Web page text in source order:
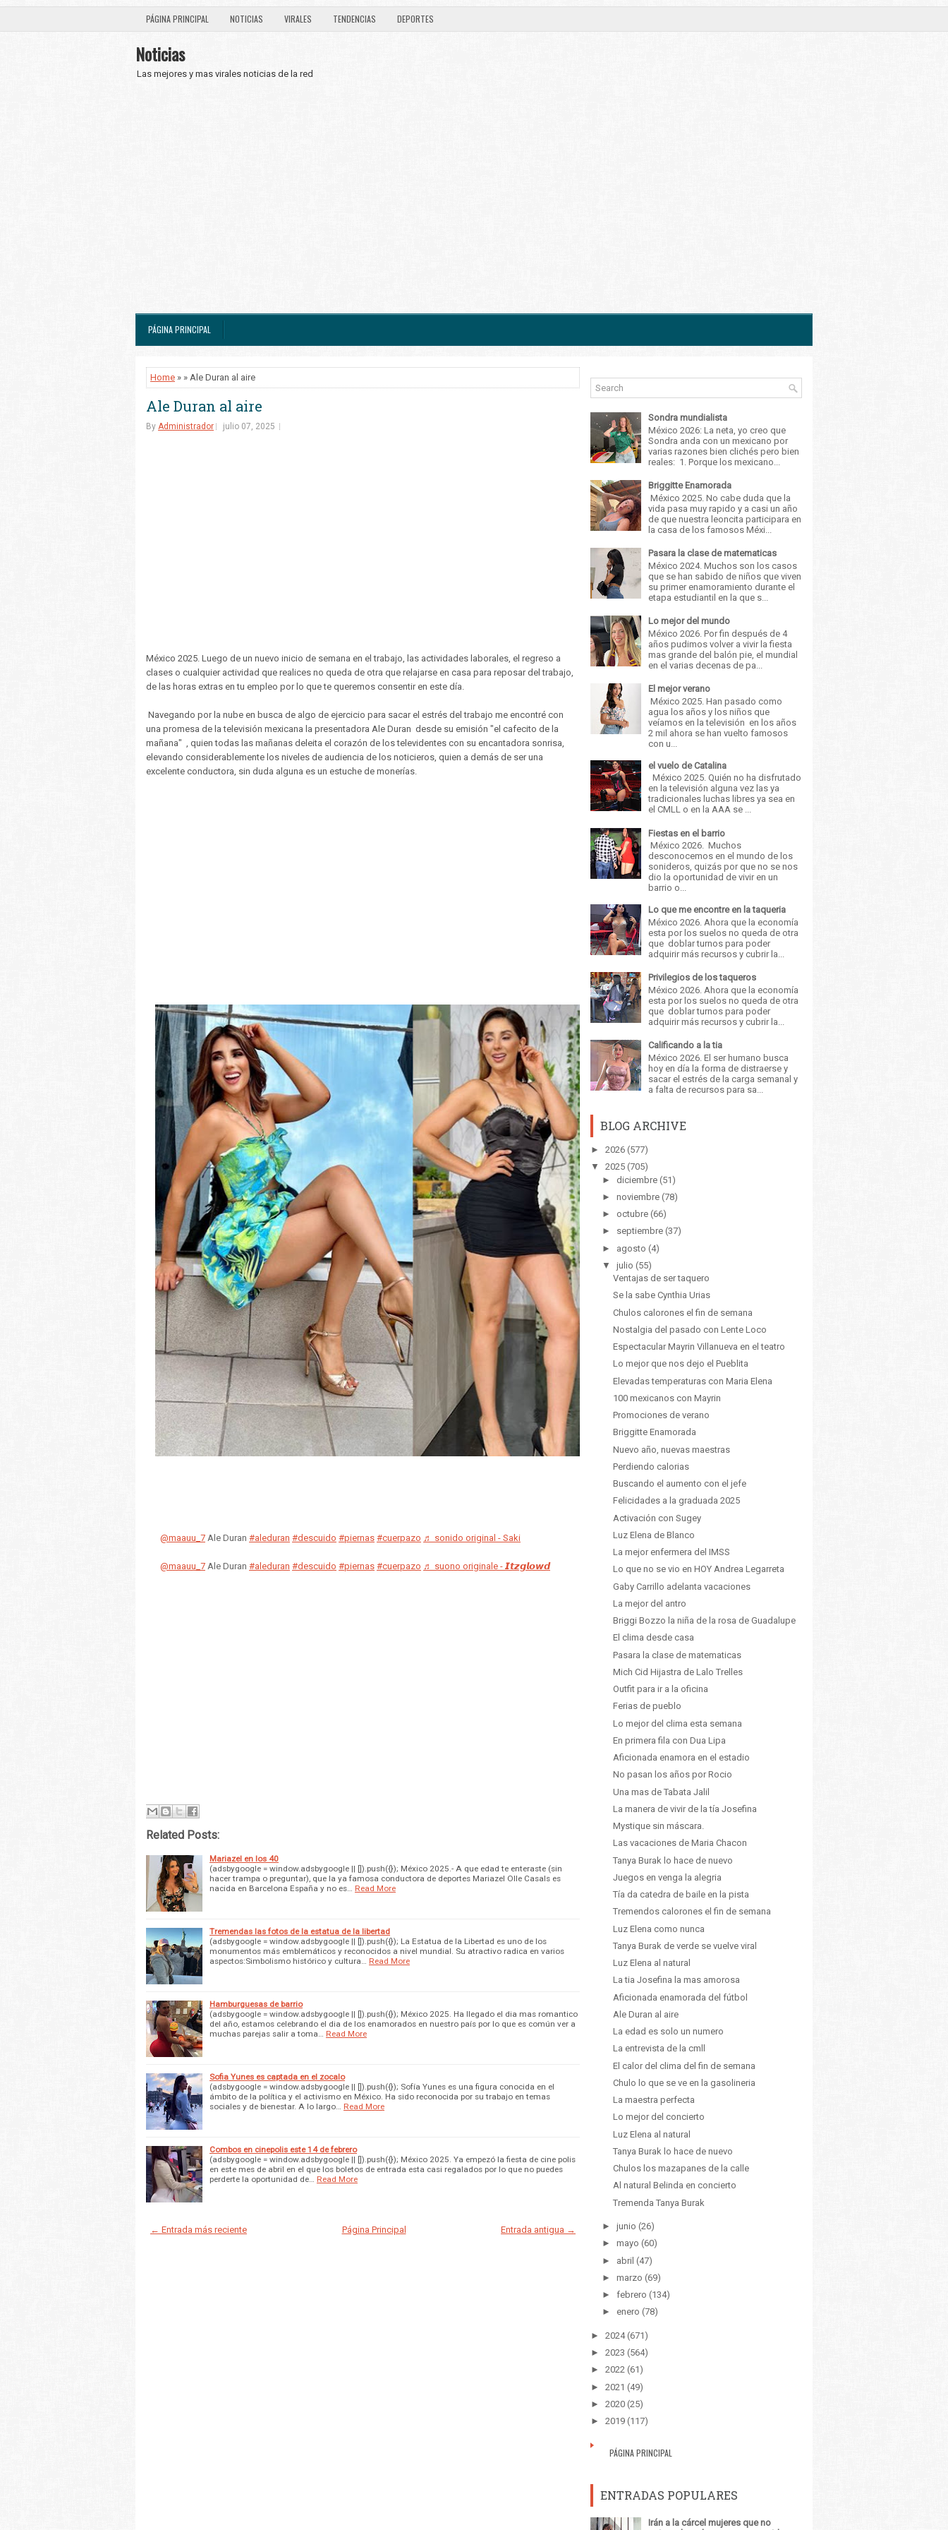
PÁGINA PRINCIPAL NOTICIAS VIRALES TENDENCIAS DEPORTES
Noticias
Las mejores y mas virales noticias de la red
PÁGINA PRINCIPAL
Home » » Ale Duran al aire
Ale Duran al aire
By Administrador julio 07, 2025
México 2025. Luego de un nuevo inicio de semana en el trabajo, las actividades laborales, el regreso a
clases o cualquier actividad que realices no queda de otra que relajarse en casa para reposar del trabajo,
de las horas extras en tu empleo por lo que te queremos consentir en este día.
Navegando por la nube en busca de algo de ejercicio para sacar el estrés del trabajo me encontré con
una promesa de la televisión mexicana la presentadora Ale Duran desde su emisión "el cafecito de la
mañana" , quien todas las mañanas deleita el corazón de los televidentes con su encantadora sonrisa,
elevando considerablemente los niveles de audiencia de los noticieros, quien a demás de ser una
excelente conductora, sin duda alguna es un estuche de monerías.
@maauu_7 Ale Duran #aleduran #descuido #piernas #cuerpazo ♬ sonido original - Saki
@maauu_7 Ale Duran #aleduran #descuido #piernas #cuerpazo ♬ suono originale - 𝙄𝙩𝙯𝙜𝙡𝙤𝙬𝙙
Related Posts:
Mariazel en los 40
(adsbygoogle = window.adsbygoogle || []).push({}); México 2025.- A que edad te enteraste (sin
hacer trampa o preguntar), que la ya famosa conductora de deportes Mariazel Olle Casals es
nacida en Barcelona España y no es…
Read More
Tremendas las fotos de la estatua de la libertad
(adsbygoogle = window.adsbygoogle || []).push({}); La Estatua de la Libertad es uno de los
monumentos más emblemáticos y reconocidos a nivel mundial. Su atractivo radica en varios
aspectos:Simbolismo histórico y cultura…
Read More
Hamburguesas de barrio
(adsbygoogle = window.adsbygoogle || []).push({}); México 2025. Ha llegado el dia mas romantico
del año, estamos celebrando el dia de los enamorados en nuestro país por lo que es común ver a
muchas parejas salir a toma…
Read More
Sofia Yunes es captada en el zocalo
(adsbygoogle = window.adsbygoogle || []).push({}); Sofía Yunes es una figura conocida en el
ámbito de la política y el activismo en México. Ha sido reconocida por su trabajo en temas
sociales y de bienestar. A lo largo…
Read More
Combos en cinepolis este 14 de febrero
(adsbygoogle = window.adsbygoogle || []).push({}); México 2025. Ya empezó la fiesta de cine polis
en este mes de abril en el que los boletos de entrada esta casi regalados por lo que no puedes
perderte la oportunidad de…
Read More
← Entrada más reciente Entrada antigua →
Página Principal
Sondra mundialista
México 2026: La neta, yo creo que
Sondra anda con un mexicano por
varias razones bien clichés pero bien
reales: 1. Porque los mexicano...
Briggitte Enamorada
México 2025. No cabe duda que la
vida pasa muy rapido y a casi un año
de que nuestra leoncita participara en
la casa de los famosos Méxi...
Pasara la clase de matematicas
México 2024. Muchos son los casos
que se han sabido de niños que viven
su primer enamoramiento durante el
etapa estudiantil en la que s...
Lo mejor del mundo
México 2026. Por fin después de 4
años pudimos volver a vivir la fiesta
mas grande del balón pie, el mundial
en el varias decenas de pa...
El mejor verano
México 2025. Han pasado como
agua los años y los niños que
veíamos en la televisión en los años
2 mil ahora se han vuelto famosos
con u...
el vuelo de Catalina
México 2025. Quién no ha disfrutado
en la televisión alguna vez las ya
tradicionales luchas libres ya sea en
el CMLL o en la AAA se ...
Fiestas en el barrio
México 2026. Muchos
desconocemos en el mundo de los
sonideros, quizás por que no se nos
dio la oportunidad de vivir en un
barrio o...
Lo que me encontre en la taqueria
México 2026. Ahora que la economía
esta por los suelos no queda de otra
que doblar turnos para poder
adquirir más recursos y cubrir la...
Privilegios de los taqueros
México 2026. Ahora que la economía
esta por los suelos no queda de otra
que doblar turnos para poder
adquirir más recursos y cubrir la...
Calificando a la tia
México 2026. El ser humano busca
hoy en día la forma de distraerse y
sacar el estrés de la carga semanal y
a falta de recursos para sa...
BLOG ARCHIVE
► 2026 (577)
▼
2025 (705)
► diciembre (51)
► noviembre (78)
► octubre (66)
► septiembre (37)
► agosto (4)
▼
julio (55)
Ventajas de ser taquero
Se la sabe Cynthia Urias
Chulos calorones el fin de semana
Nostalgia del pasado con Lente Loco
Espectacular Mayrin Villanueva en el teatro
Lo mejor que nos dejo el Pueblita
Elevadas temperaturas con Maria Elena
100 mexicanos con Mayrin
Promociones de verano
Briggitte Enamorada
Nuevo año, nuevas maestras
Perdiendo calorias
Buscando el aumento con el jefe
Felicidades a la graduada 2025
Activación con Sugey
Luz Elena de Blanco
La mejor enfermera del IMSS
Lo que no se vio en HOY Andrea Legarreta
Gaby Carrillo adelanta vacaciones
La mejor del antro
Briggi Bozzo la niña de la rosa de Guadalupe
El clima desde casa
Pasara la clase de matematicas
Mich Cid Hijastra de Lalo Trelles
Outfit para ir a la oficina
Ferias de pueblo
Lo mejor del clima esta semana
En primera fila con Dua Lipa
Aficionada enamora en el estadio
No pasan los años por Rocio
Una mas de Tabata Jalil
La manera de vivir de la tía Josefina
Mystique sin máscara.
Las vacaciones de Maria Chacon
Tanya Burak lo hace de nuevo
Juegos en venga la alegria
Tía da catedra de baile en la pista
Tremendos calorones el fin de semana
Luz Elena como nunca
Tanya Burak de verde se vuelve viral
Luz Elena al natural
La tia Josefina la mas amorosa
Aficionada enamorada del fútbol
Ale Duran al aire
La edad es solo un numero
La entrevista de la cmll
El calor del clima del fin de semana
Chulo lo que se ve en la gasolineria
La maestra perfecta
Lo mejor del concierto
Luz Elena al natural
Tanya Burak lo hace de nuevo
Chulos los mazapanes de la calle
Al natural Belinda en concierto
Tremenda Tanya Burak
► junio (26)
► mayo (60)
► abril (47)
► marzo (69)
► febrero (134)
► enero (78)
► 2024 (671)
► 2023 (564)
► 2022 (61)
► 2021 (49)
► 2020 (25)
► 2019 (117)
PÁGINA PRINCIPAL
ENTRADAS POPULARES
Irán a la cárcel mujeres que no